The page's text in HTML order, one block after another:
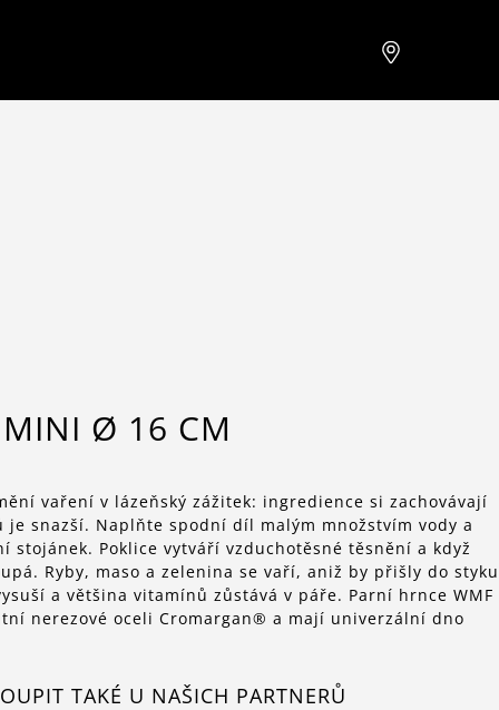
MINI Ø 16 CM
vaření v lázeňský zážitek: ingredience si zachovávají
je snazší. Naplňte spodní díl malým množstvím vody a
stojánek. Poklice vytváří vzduchotěsné těsnění a když
Ryby, maso a zelenina se vaří, aniž by přišly do styku
a většina vitamínů zůstává v páře. Parní hrnce WMF
nerezové oceli Cromargan® a mají univerzální dno
TAKÉ U NAŠICH PARTNERŮ